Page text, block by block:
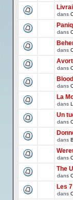
dans
dans
dans
dans
dans
La
dans
Un
dans
dans
dans
The
dans
Les
dans